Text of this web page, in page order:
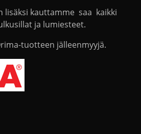
lisäksi kauttamme saa kaikki
ja lumiesteet.
tuotteen jälleenmyyjä.